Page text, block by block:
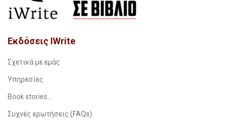
Εκδόσεις IWrite
Σχετικά με εμάς
Υπηρεσίες
Book stories…
Συχνές ερωτήσεις (FAQs)